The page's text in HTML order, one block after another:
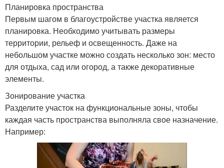
Планировка пространства
Первым шагом в благоустройстве участка является
планировка. Необходимо учитывать размеры
территории, рельеф и освещенность. Даже на
небольшом участке можно создать несколько зон: место
для отдыха, сад или огород, а также декоративные
элементы.
Зонирование участка
Разделите участок на функциональные зоны, чтобы
каждая часть пространства выполняла свое назначение.
Например: